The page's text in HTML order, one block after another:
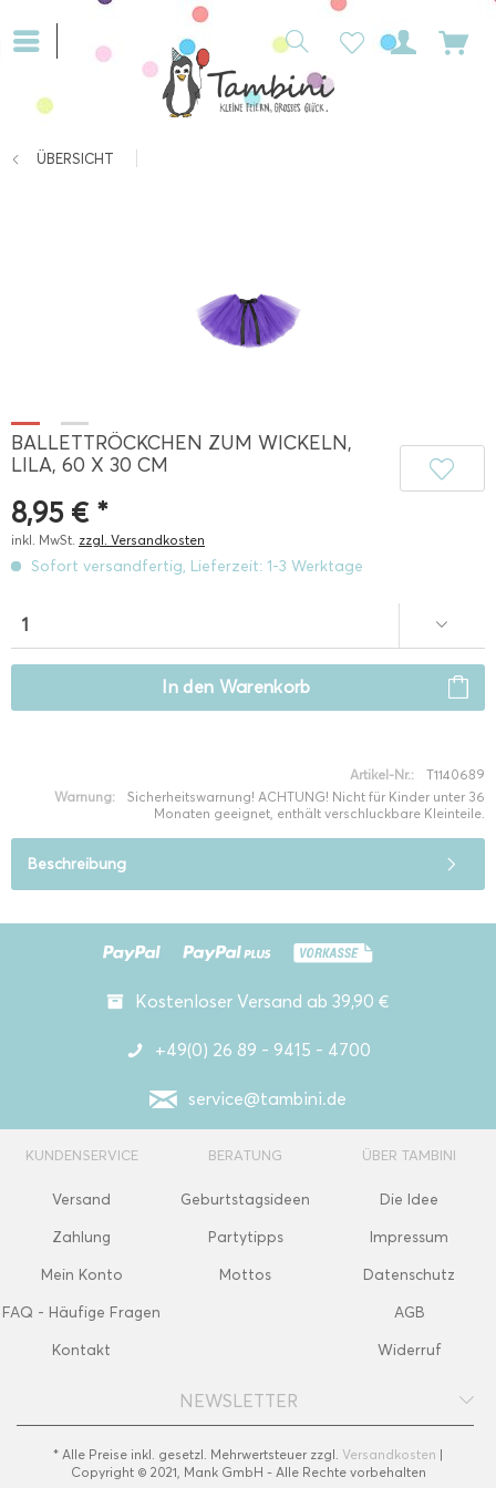
ÜBERSICHT
BALLETTRÖCKCHEN ZUM WICKELN,
LILA, 60 X 30 CM
8,95 € *
inkl. MwSt. zzgl. Versandkosten
Sofort versandfertig, Lieferzeit: 1-3 Werktage
In den Warenkorb
Artikel-Nr.:
T1140689
Warnung:
Sicherheitswarnung! ACHTUNG! Nicht für Kinder unter 36
Monaten geeignet, enthält verschluckbare Kleinteile.
Beschreibung
Kostenloser Versand ab 39,90 €
+49(0) 26 89 - 9415 - 4700
service@tambini.de
KUNDENSERVICE
Versand
Zahlung
Mein Konto
FAQ - Häufige Fragen
Kontakt
BERATUNG
Geburtstagsideen
Partytipps
Mottos
ÜBER TAMBINI
Die Idee
Impressum
Datenschutz
AGB
Widerruf
NEWSLETTER
* Alle Preise inkl. gesetzl. Mehrwertsteuer zzgl. Versandkosten |
Copyright © 2021, Mank GmbH - Alle Rechte vorbehalten